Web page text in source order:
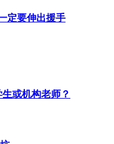
定要伸出援手
或机构老师？